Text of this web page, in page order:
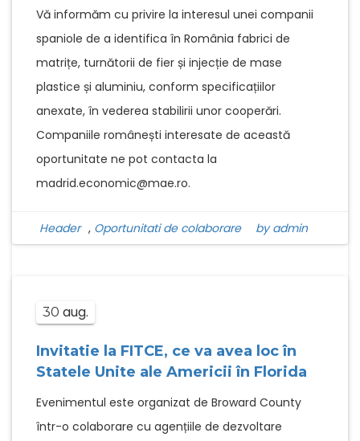
Vă informăm cu privire la interesul unei companii
spaniole de a identifica în România fabrici de
matrițe, turnătorii de fier și injecție de mase
plastice și aluminiu, conform specificațiilor
anexate, în vederea stabilirii unor cooperări.
Companiile românești interesate de această
oportunitate ne pot contacta la
madrid.economic@mae.ro.
Header , Oportunitati de colaborare by admin
30 aug.
Invitatie la FITCE, ce va avea loc în
Statele Unite ale Americii în Florida
Evenimentul este organizat de Broward County
într-o colaborare cu agențiile de dezvoltare